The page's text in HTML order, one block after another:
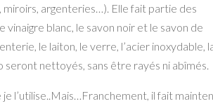
argenteries…). Elle fait partie des
blanc, le savon noir et le savon de
le laiton, le verre, l’acier inoxydable,
nettoyés, sans être rayés ni abîmés.
l’utilise..Mais…Franchement, il fait